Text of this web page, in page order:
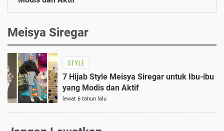
Meisya Siregar
STYLE
7 Hijab Style Meisya Siregar untuk Ibu-ibu
yang Modis dan Aktif
lewat 6 tahun lalu